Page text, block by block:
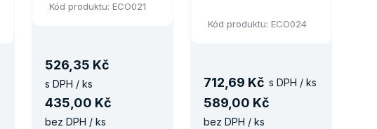
Kód produktu: ECO021
526,35 Kč
s DPH / ks
435,00 Kč
bez DPH / ks
Kód produktu: ECO024
712,69 Kč s DPH / ks
589,00 Kč
bez DPH / ks